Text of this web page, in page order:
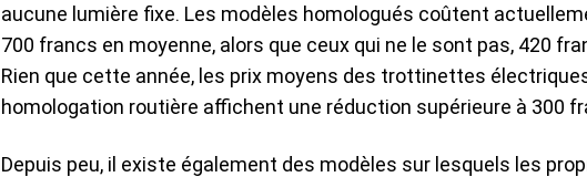
aucune lumière fixe. Les modèles homologués coûtent
700 francs en moyenne, alors que ceux qui ne le sont pas, 420
Rien que cette année, les prix moyens des trottinettes
homologation routière affichent une réduction supérieure à 300
Depuis peu, il existe également des modèles sur lesquels les